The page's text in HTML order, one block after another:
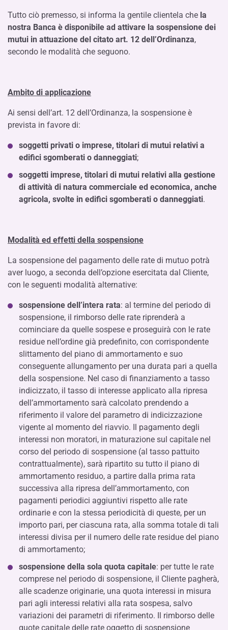
Tutto ciò premesso, si informa la gentile clientela che la
nostra Banca è disponibile ad attivare la sospensione dei
mutui in attuazione del citato art. 12 dell’Ordinanza,
secondo le modalità che seguono.
Ambito di applicazione
Ai sensi dell’art. 12 dell’Ordinanza, la sospensione è
prevista in favore di:
soggetti privati o imprese, titolari di mutui relativi a
edifici sgomberati o danneggiati;
soggetti imprese, titolari di mutui relativi alla gestione
di attività di natura commerciale ed economica, anche
agricola, svolte in edifici sgomberati o danneggiati.
Modalità ed effetti della sospensione
La sospensione del pagamento delle rate di mutuo potrà
aver luogo, a seconda dell’opzione esercitata dal Cliente,
con le seguenti modalità alternative:
sospensione dell’intera rata: al termine del periodo di
sospensione, il rimborso delle rate riprenderà a
cominciare da quelle sospese e proseguirà con le rate
residue nell’ordine già predefinito, con corrispondente
slittamento del piano di ammortamento e suo
conseguente allungamento per una durata pari a quella
della sospensione. Nel caso di finanziamento a tasso
indicizzato, il tasso di interesse applicato alla ripresa
dell’ammortamento sarà calcolato prendendo a
riferimento il valore del parametro di indicizzazione
vigente al momento del riavvio. Il pagamento degli
interessi non moratori, in maturazione sul capitale nel
corso del periodo di sospensione (al tasso pattuito
contrattualmente), sarà ripartito su tutto il piano di
ammortamento residuo, a partire dalla prima rata
successiva alla ripresa dell’ammortamento, con
pagamenti periodici aggiuntivi rispetto alle rate
ordinarie e con la stessa periodicità di queste, per un
importo pari, per ciascuna rata, alla somma totale di tali
interessi divisa per il numero delle rate residue del piano
di ammortamento;
sospensione della sola quota capitale: per tutte le rate
comprese nel periodo di sospensione, il Cliente pagherà,
alle scadenze originarie, una quota interessi in misura
pari agli interessi relativi alla rata sospesa, salvo
variazioni dei parametri di riferimento. Il rimborso delle
quote capitale delle rate oggetto di sospensione